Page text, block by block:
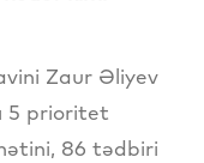
Zaur Əliyev
5 prioritet
86 tədbiri